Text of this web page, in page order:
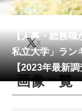
動物
会員記事
メディア
注目記事を集め
【人事・総務職
私立大学」ラ
【2023年最新調
X
画像一覧